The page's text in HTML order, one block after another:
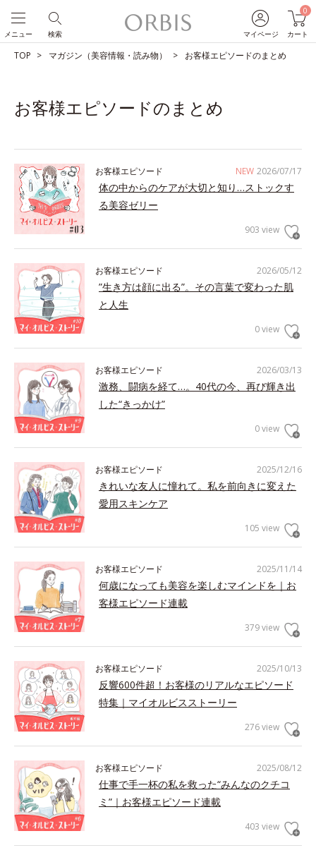
マイページ
0
カート
検索
メニュー
TOP マガジン（美容情報・読み物） お客様エピソードのまとめ
お客様エピソードのまとめ
NEW 2026/07/17
お客様エピソード
体の中からのケアが大切と知り…ストックす
る美容ゼリー
903 view
2026/05/12
お客様エピソード
”生き方は顔に出る”。その言葉で変わった肌
と人生
0 view
2026/03/13
お客様エピソード
激務、闘病を経て…。40代の今、再び輝き出
した“きっかけ”
0 view
2025/12/16
お客様エピソード
きれいな友人に憧れて。私を前向きに変えた
愛用スキンケア
105 view
2025/11/14
お客様エピソード
何歳になっても美容を楽しむマインドを｜お
客様エピソード連載
379 view
2025/10/13
お客様エピソード
反響600件超！お客様のリアルなエピソード
特集｜マイオルビスストーリー
276 view
2025/08/12
お客様エピソード
仕事で手一杯の私を救った“みんなのクチコ
ミ”｜お客様エピソード連載
403 view